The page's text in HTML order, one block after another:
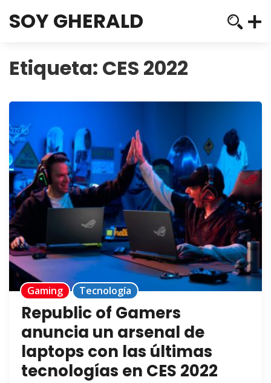
SOY GHERALD
Etiqueta: CES 2022
Gaming Tecnología
Republic of Gamers
anuncia un arsenal de
laptops con las últimas
tecnologías en CES 2022